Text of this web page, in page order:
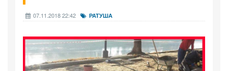
07.11.2018 22:42 РАТУША